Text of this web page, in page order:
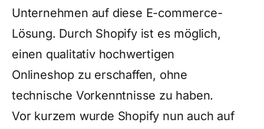
Unternehmen auf diese E-commerce-
Lösung. Durch Shopify ist es möglich,
einen qualitativ hochwertigen
Onlineshop zu erschaffen, ohne
technische Vorkenntnisse zu haben.
Vor kurzem wurde Shopify nun auch auf